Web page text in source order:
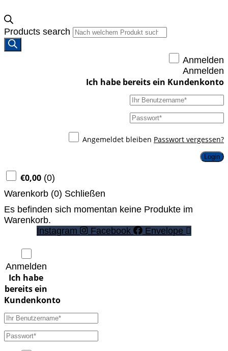
Products search
Anmelden
Anmelden
Angemeldet bleiben Passwort vergessen?
Login
€0,00 (0)
Warenkorb (0) Schließen
Es befinden sich momentan keine Produkte im
Warenkorb.
Instagram
Facebook Envelope
Anmelden